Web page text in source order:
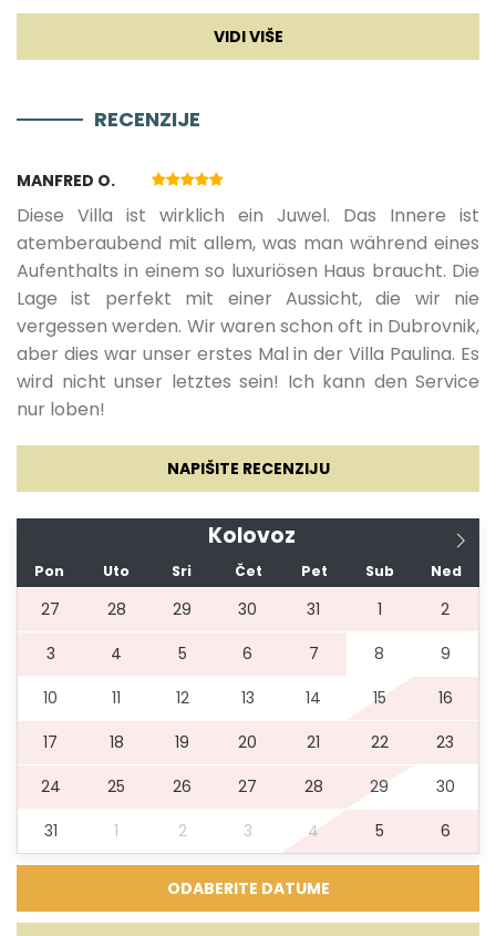
Sat TV
Igraća konzola
31.03.2027.
RECENZIJE
MANFRED O.
Diese Villa ist wirklich ein Juwel. Das Innere ist
atemberaubend mit allem, was man während eines
Aufenthalts in einem so luxuriösen Haus braucht. Die
Lage ist perfekt mit einer Aussicht, die wir nie
vergessen werden. Wir waren schon oft in Dubrovnik,
aber dies war unser erstes Mal in der Villa Paulina. Es
wird nicht unser letztes sein! Ich kann den Service
nur loben!
NAPIŠITE RECENZIJU
Kolovoz
Pon Uto Sri Čet Pet Sub Ned
27 28 29 30 31 1
2
3
4 5 6 7 8
9
10
11 12 13 14 15
16
17
18 19 20 21 22
23
24
25 26 27 28 29
30
31
1 2 3 4 5 6